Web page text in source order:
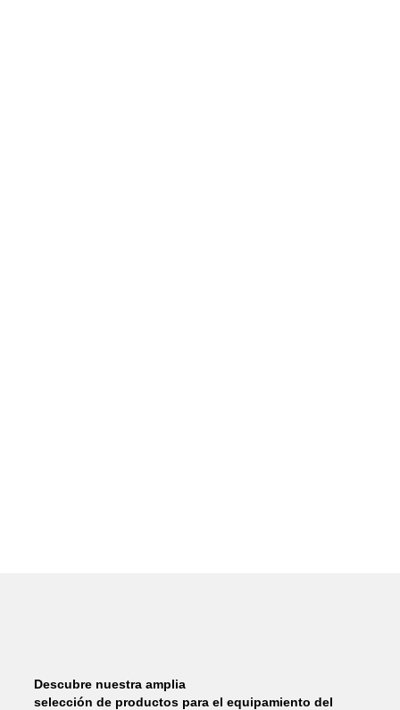
Descubre nuestra amplia
selección de productos para el equipamiento del